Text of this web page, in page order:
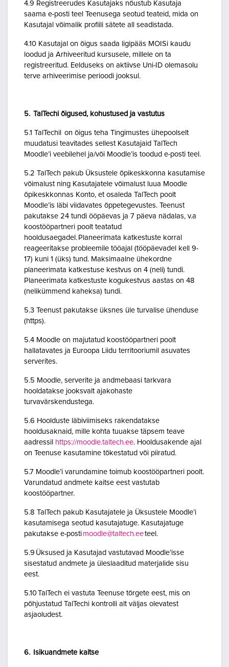
4.9 Registreerudes Kasutajaks nõustub Kasutaja
saama e-posti teel Teenusega seotud teateid, mida on
Kasutajal võimalik profiili sätete all seadistada.
4.10 Kasutajal on õigus saada ligipääs MOISi kaudu
loodud ja Arhiveeritud kursusele, millele on ta
registreeritud. Eelduseks on aktiivse Uni-ID olemasolu
terve arhiveerimise perioodi jooksul.
5. TalTechi õigused, kohustused ja vastutus
5.1 TalTechil on õigus teha Tingimustes ühepoolselt
muudatusi teavitades sellest Kasutajaid TalTech
Moodle’i veebilehel ja/või Moodle’is toodud e-posti teel.
5.2 TalTech pakub Üksustele õpikeskkonna kasutamise
võimalust ning Kasutajatele võimalust luua Moodle
õpikeskkonnas Konto, et osaleda TalTech poolt
Moodle’is läbi viidavates õppetegevustes. Teenust
pakutakse 24 tundi ööpäevas ja 7 päeva nädalas, v.a
koostööpartneri poolt teatatud
hooldusaegadel. Planeerimata katkestuste korral
reageeritakse probleemile tööajal (tööpäevadel kell 9-
17) kuni 1 (üks) tund. Maksimaalne ühekordne
planeerimata katkestuse kestvus on 4 (neli) tundi.
Planeerimata katkestuste kogukestvus aastas on 48
(nelikümmend kaheksa) tundi.
5.3 Teenust pakutakse üksnes üle turvalise ühenduse
(https).
5.4 Moodle on majutatud koostööpartneri poolt
hallatavates ja Euroopa Liidu territooriumil asuvates
serverites.
5.5 Moodle, serverite ja andmebaasi tarkvara
hooldatakse jooksvalt ajakohaste
turvavärskendustega.
5.6 Hoolduste läbiviimiseks rakendatakse
hooldusaknaid, mille kohta tuuakse täpsem teave
aadressil https://moodle.taltech.ee. Hooldusakende ajal
on Teenuse kasutamine tõkestatud või piiratud.
5.7 Moodle’i varundamine toimub koostööpartneri poolt.
Varundatud andmete kaitse eest vastutab
koostööpartner.
5.8 TalTech pakub Kasutajatele ja Üksustele Moodle’i
kasutamisega seotud kasutajatuge. Kasutajatuge
pakutakse e-posti moodle@taltech.eeteel.
5.9 Üksused ja Kasutajad vastutavad Moodle’isse
sisestatud andmete ja üleslaaditud materjalide sisu
eest.
5.10 TalTech ei vastuta Teenuse tõrgete eest, mis on
põhjustatud TalTechi kontrolli alt väljas olevatest
asjaoludest.
6. Isikuandmete kaitse